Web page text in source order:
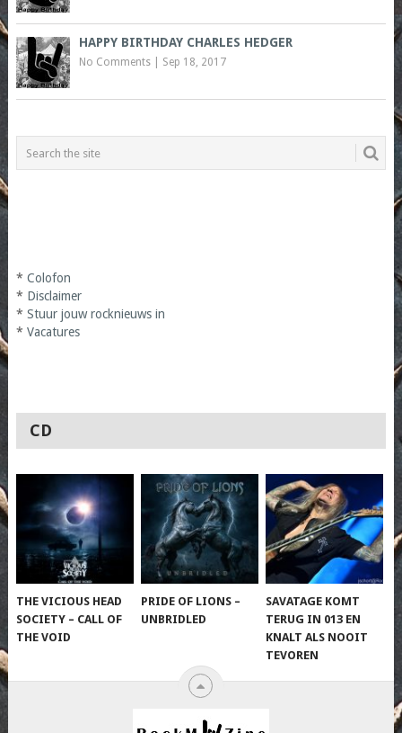
HAPPY BIRTHDAY CHARLES HEDGER
No Comments| Sep 18, 2017
* Colofon
* Disclaimer
* Stuur jouw rocknieuws in
* Vacatures
CD
THE VICIOUS HEAD
SOCIETY – CALL OF
THE VOID
PRIDE OF LIONS –
UNBRIDLED
SAVATAGE KOMT
TERUG IN 013 EN
KNALT ALS NOOIT
TEVOREN